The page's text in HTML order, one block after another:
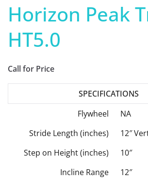
Horizon Peak
HT5.0
Call for Price
SPECIFICATIONS
Flywheel
NA
Stride Length (inches)
12″
Step on Height (inches)
10″
Incline Range
12″